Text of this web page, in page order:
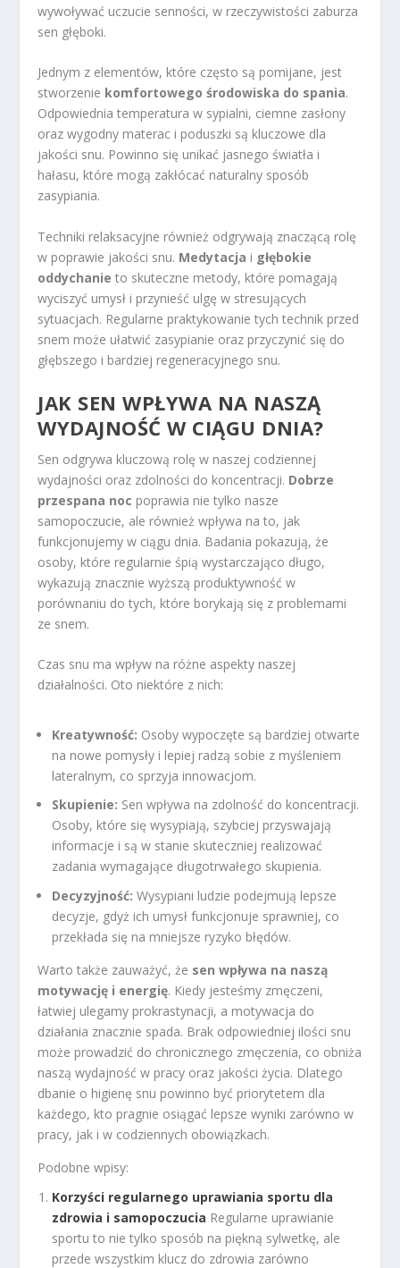
wywoływać uczucie senności, w rzeczywistości zaburza
sen głęboki.
Jednym z elementów, które często są pomijane, jest
stworzenie komfortowego środowiska do spania.
Odpowiednia temperatura w sypialni, ciemne zasłony
oraz wygodny materac i poduszki są kluczowe dla
jakości snu. Powinno się unikać jasnego światła i
hałasu, które mogą zakłócać naturalny sposób
zasypiania.
Techniki relaksacyjne również odgrywają znaczącą rolę
w poprawie jakości snu. Medytacja i głębokie
oddychanie to skuteczne metody, które pomagają
wyciszyć umysł i przynieść ulgę w stresujących
sytuacjach. Regularne praktykowanie tych technik przed
snem może ułatwić zasypianie oraz przyczynić się do
głębszego i bardziej regeneracyjnego snu.
JAK SEN WPŁYWA NA NASZĄ
WYDAJNOŚĆ W CIĄGU DNIA?
Sen odgrywa kluczową rolę w naszej codziennej
wydajności oraz zdolności do koncentracji. Dobrze
przespana noc poprawia nie tylko nasze
samopoczucie, ale również wpływa na to, jak
funkcjonujemy w ciągu dnia. Badania pokazują, że
osoby, które regularnie śpią wystarczająco długo,
wykazują znacznie wyższą produktywność w
porównaniu do tych, które borykają się z problemami
ze snem.
Czas snu ma wpływ na różne aspekty naszej
działalności. Oto niektóre z nich:
Kreatywność: Osoby wypoczęte są bardziej otwarte
na nowe pomysły i lepiej radzą sobie z myśleniem
lateralnym, co sprzyja innowacjom.
Skupienie: Sen wpływa na zdolność do koncentracji.
Osoby, które się wysypiają, szybciej przyswajają
informacje i są w stanie skuteczniej realizować
zadania wymagające długotrwałego skupienia.
Decyzyjność: Wysypiani ludzie podejmują lepsze
decyzje, gdyż ich umysł funkcjonuje sprawniej, co
przekłada się na mniejsze ryzyko błędów.
Warto także zauważyć, że sen wpływa na naszą
motywację i energię. Kiedy jesteśmy zmęczeni,
łatwiej ulegamy prokrastynacji, a motywacja do
działania znacznie spada. Brak odpowiedniej ilości snu
może prowadzić do chronicznego zmęczenia, co obniża
naszą wydajność w pracy oraz jakości życia. Dlatego
dbanie o higienę snu powinno być priorytetem dla
każdego, kto pragnie osiągać lepsze wyniki zarówno w
pracy, jak i w codziennych obowiązkach.
Podobne wpisy:
Korzyści regularnego uprawiania sportu dla
zdrowia i samopoczucia Regularne uprawianie
sportu to nie tylko sposób na piękną sylwetkę, ale
przede wszystkim klucz do zdrowia zarówno